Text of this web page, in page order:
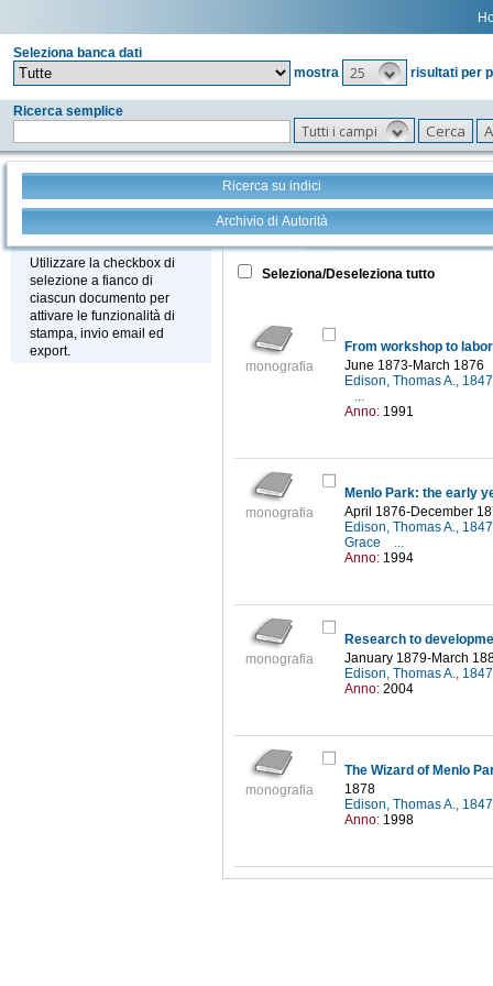
Seleziona banca dati
mostra
25 risultati per
Ricerca semplice
Tutti i campi
Ricerca su indici
Archivio di Autorità
Stampa - Email - Export
Utilizzare la checkbox di
selezione a fianco di
ciascun documento per
attivare le funzionalità di
stampa, invio email ed
export.
Tutto +
Seleziona/Deseleziona tutto
monografia
From workshop to
June 1873-March 1876
Edison, Thomas A.,
...
Anno: 1991
monografia
Menlo Park: the early
April 1876-December
Edison, Thomas A.,
Grace
...
Anno: 1994
monografia
Research to
January 1879-March
Edison, Thomas A.,
Anno: 2004
monografia
The Wizard of Menlo
1878
Edison, Thomas A.,
Anno: 1998